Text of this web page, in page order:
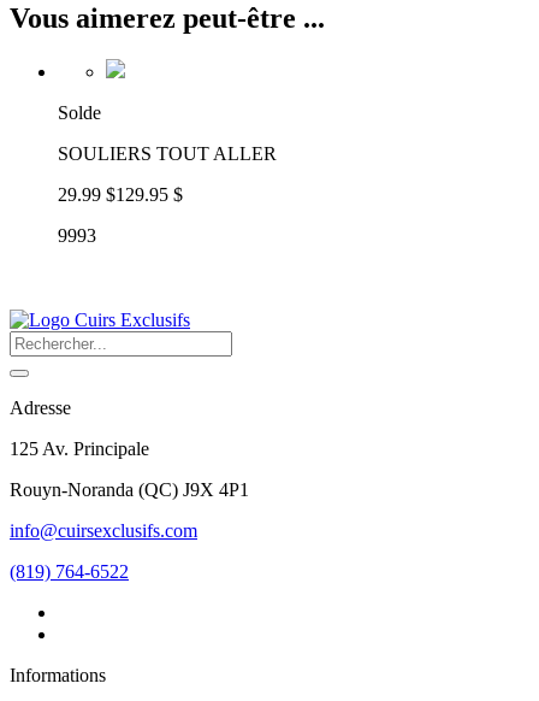
Vous aimerez peut-être ...
Solde
SOULIERS TOUT ALLER
29.99 $129.95 $
9993
Adresse
125 Av. Principale
Rouyn-Noranda (QC) J9X 4P1
info@cuirsexclusifs.com
(819) 764-6522
Informations